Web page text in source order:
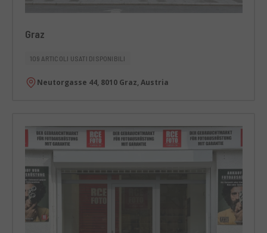
Graz
109 ARTICOLI USATI DISPONIBILI
Neutorgasse 44, 8010 Graz, Austria